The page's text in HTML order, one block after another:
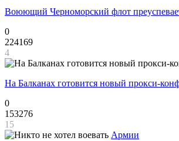
Воюющий Черноморский флот
0
224169
4
На Балканах готовится новый прокси-
0
153276
15
Армии